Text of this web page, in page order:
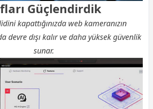
Güçlendirdik
kapattığınızda web kameranızın
devre dışı kalır ve daha yüksek güvenlik
sunar.